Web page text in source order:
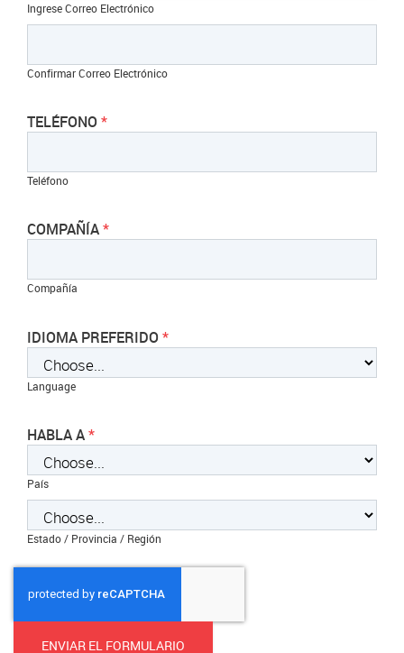
Ingrese Correo Electrónico
Confirmar Correo Electrónico
TELÉFONO
Teléfono
COMPAÑÍA
Compañía
IDIOMA PREFERIDO
Language
HABLA A
País
Estado / Provincia / Región